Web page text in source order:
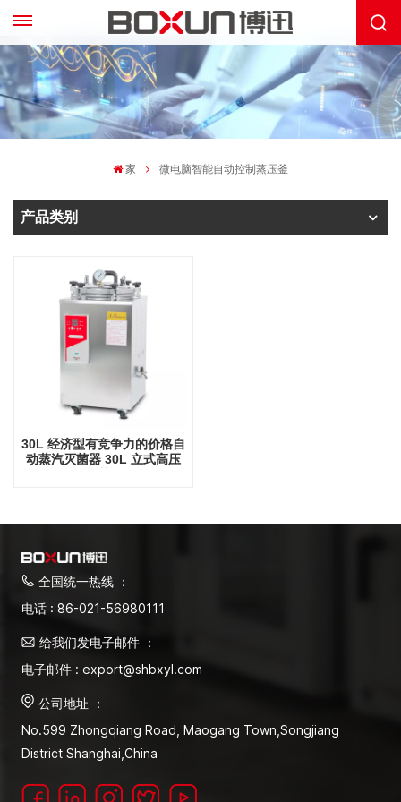
家 微电脑智能自动控制蒸压釜
产品类别
30L 经济型有竞争力的价格自
动蒸汽灭菌器 30L 立式高压
全国统一热线 ：
电话 : 86-021-56980111
给我们发电子邮件 ：
电子邮件 : export@shbxyl.com
公司地址 ：
No.599 Zhongqiang Road, Maogang Town,Songjiang
District Shanghai,China